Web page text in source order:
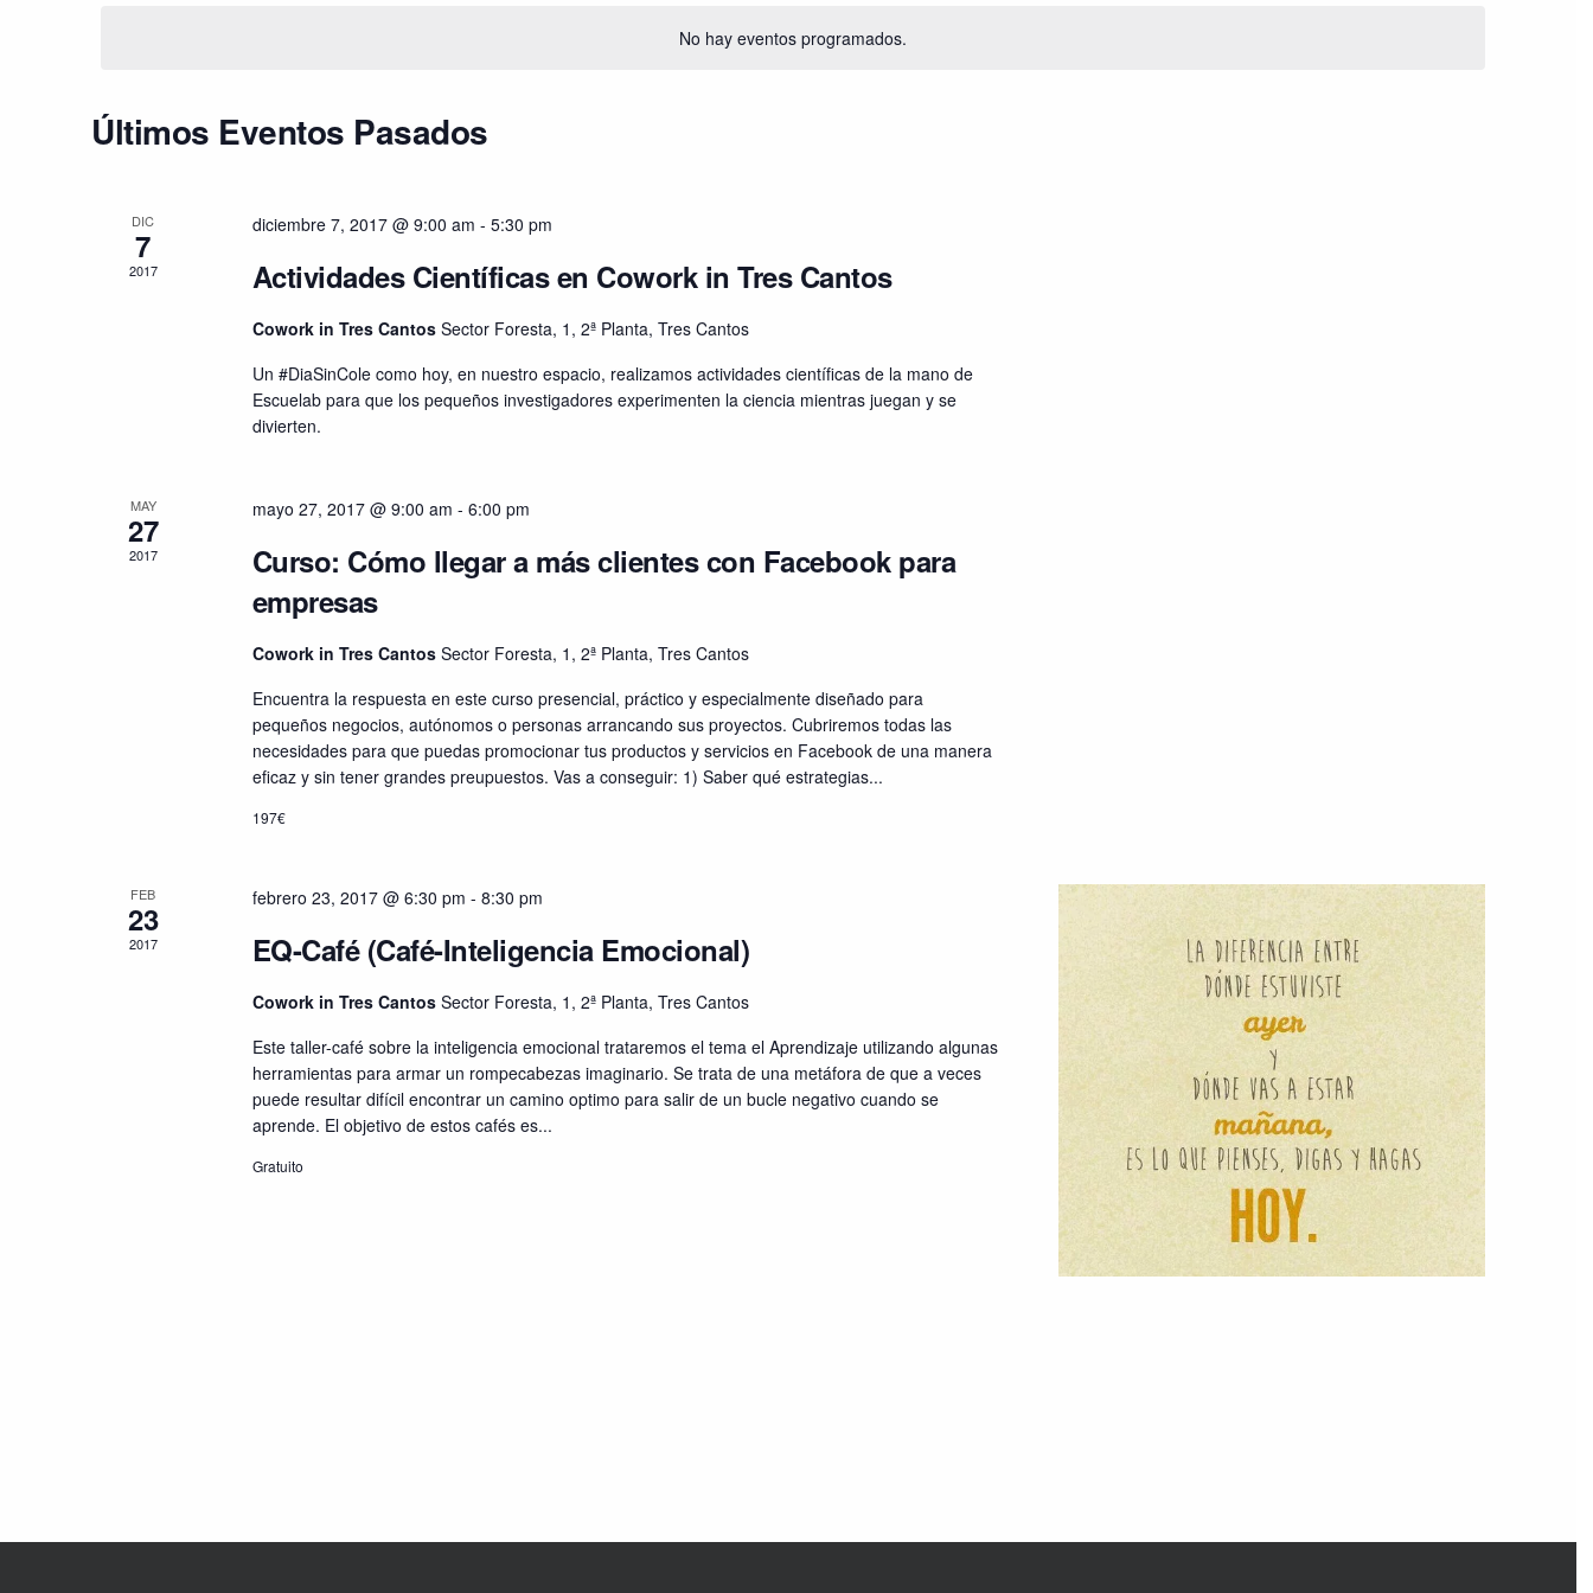
No hay eventos programados.
Calendario
de
Últimos Eventos Pasados
DIC
7
2017
diciembre 7, 2017 @ 9:00 am - 5:30 pm
Actividades Científicas en Cowork in Tres Cantos
Cowork in Tres Cantos Sector Foresta, 1, 2ª Planta, Tres Cantos
Un #DiaSinCole como hoy, en nuestro espacio, realizamos actividades científicas de la mano de
Escuelab para que los pequeños investigadores experimenten la ciencia mientras juegan y se
divierten.
MAY
27
2017
mayo 27, 2017 @ 9:00 am - 6:00 pm
Curso: Cómo llegar a más clientes con Facebook para
empresas
Cowork in Tres Cantos Sector Foresta, 1, 2ª Planta, Tres Cantos
Encuentra la respuesta en este curso presencial, práctico y especialmente diseñado para
pequeños negocios, autónomos o personas arrancando sus proyectos. Cubriremos todas las
necesidades para que puedas promocionar tus productos y servicios en Facebook de una manera
eficaz y sin tener grandes preupuestos. Vas a conseguir: 1) Saber qué estrategias...
197€
FEB
23
2017
febrero 23, 2017 @ 6:30 pm - 8:30 pm
EQ-Café (Café-Inteligencia Emocional)
Cowork in Tres Cantos Sector Foresta, 1, 2ª Planta, Tres Cantos
Este taller-café sobre la inteligencia emocional trataremos el tema el Aprendizaje utilizando algunas
herramientas para armar un rompecabezas imaginario. Se trata de una metáfora de que a veces
puede resultar difícil encontrar un camino optimo para salir de un bucle negativo cuando se
aprende. El objetivo de estos cafés es...
Gratuito